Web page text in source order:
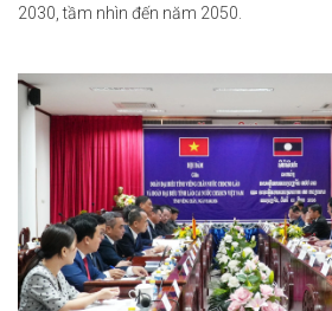
2030, tầm nhìn đến năm 2050.